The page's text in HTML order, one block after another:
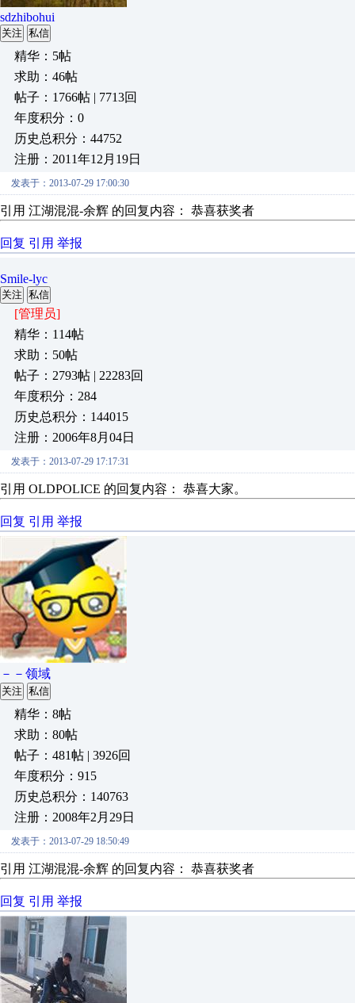
sdzhibohui
关注 私信
精华：5帖
求助：46帖
帖子：1766帖 | 7713回
年度积分：0
历史总积分：44752
注册：2011年12月19日
发表于：2013-07-29 17:00:30
引用 江湖混混-余辉 的回复内容： 恭喜获奖者
回复 引用 举报
Smile-lyc
关注 私信
[管理员]
精华：114帖
求助：50帖
帖子：2793帖 | 22283回
年度积分：284
历史总积分：144015
注册：2006年8月04日
发表于：2013-07-29 17:17:31
引用 OLDPOLICE 的回复内容： 恭喜大家。
回复 引用 举报
－－领域
关注 私信
精华：8帖
求助：80帖
帖子：481帖 | 3926回
年度积分：915
历史总积分：140763
注册：2008年2月29日
发表于：2013-07-29 18:50:49
引用 江湖混混-余辉 的回复内容： 恭喜获奖者
回复 引用 举报